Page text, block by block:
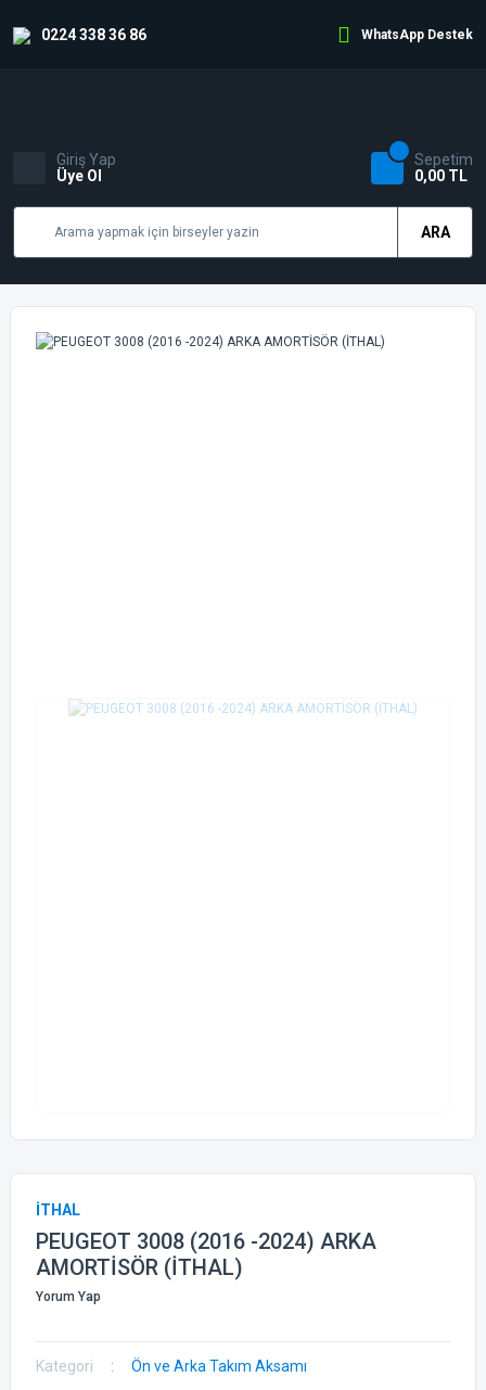
0224 338 36 86 WhatsApp Destek
ARA
Giriş Yap
Üye Ol
Sepetim
0,00 TL
İTHAL
PEUGEOT 3008 (2016 -2024) ARKA
AMORTİSÖR (İTHAL)
Yorum Yap
Kategori Ön ve Arka Takım Aksamı